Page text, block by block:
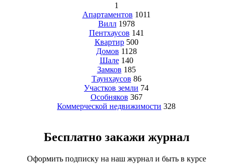
1
Апартаментов 1011
Вилл 1978
Пентхаусов 141
Квартир 500
Домов 1128
Шале 140
Замков 185
Таунхаусов 86
Участков земли 74
Особняков 367
Коммерческой недвижимости 328
Бесплатно закажи журнал
Оформить подписку на наш журнал и быть в курсе